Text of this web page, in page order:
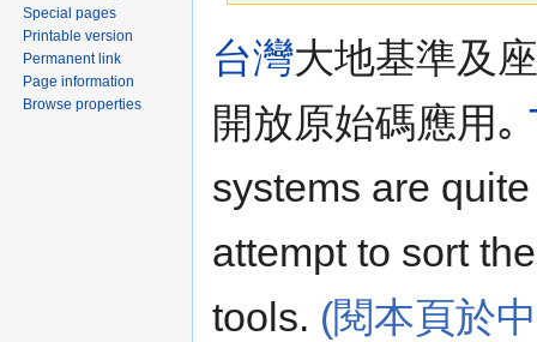
Jump
to
Jump
to
台灣大地基準及
開放原始碼應用｡
systems are
attempt to sort
tools. (閱本頁於
Special pages
Printable version
Permanent link
Page information
Browse properties